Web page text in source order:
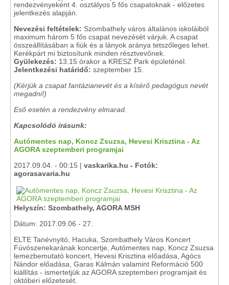
rendezvényeként 4. osztályos 5 fős csapatoknak - előzetes
jelentkezés alapján.
Nevezési feltételek: Szombathely város általános iskoláiból
maximum három 5 fős csapat nevezését várjuk. A csapat
összeállításában a fiúk és a lányok aránya tetszőleges lehet.
Kerékpárt mi biztosítunk minden résztvevőnek.
Gyülekezés: 13.15 órakor a KRESZ Park épületénél.
Jelentkezési határidő: szeptember 15.
(Kérjük a csapat fantázianevét és a kísérő pedagógus nevét
megadni!)
Eső esetén a rendezvény elmarad.
Kapcsolódó írásunk:
Autómentes nap, Koncz Zsuzsa, Hevesi Krisztina - Az
AGORA szeptemberi programjai
2017.09.04. - 00:15 | vaskarika.hu - Fotók:
agorasavaria.hu
Helyszín: Szombathely, AGORA MSH
Dátum: 2017.09.06 - 27.
ELTE Tanévnyitó, Hacuka, Szombathely Város Koncert
Fúvószenekarának koncertje, Autómentes nap, Koncz Zsuzsa
lemezbemutató koncert, Hevesi Krisztina előadása, Agócs
Nándor előadása, Garas Kálmán valamint Reformáció 500
kiállítás - ismertetjük az AGORA szeptemberi programjait és
októberi előzetesét.